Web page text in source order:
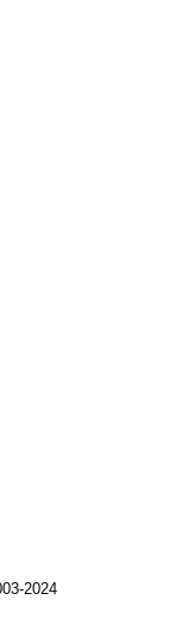
2024